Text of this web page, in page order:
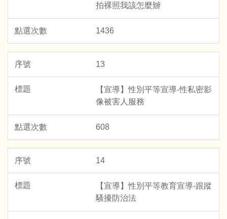
拍裸照我該怎麼辧
1436
13
【宣導】性別平等宣導-性私密影
像被害人服務
608
14
【宣導】性別平等教育宣導-跟蹤
騷擾防治法